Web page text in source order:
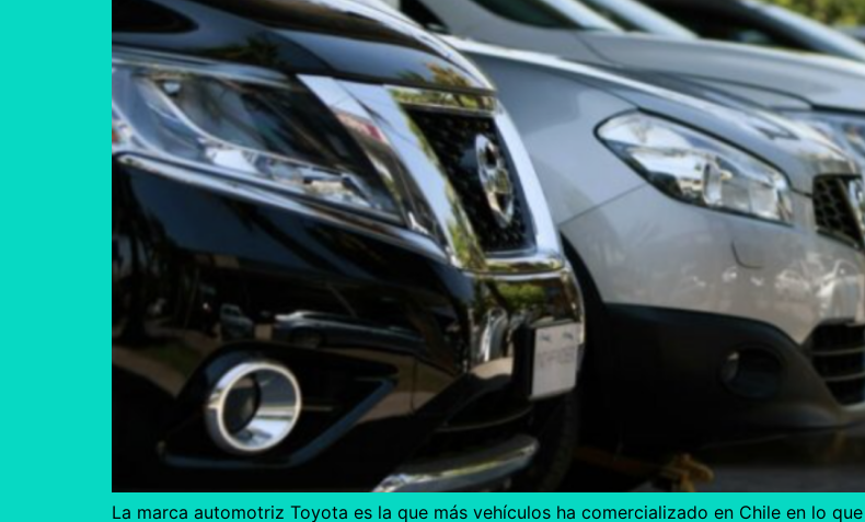
La marca automotriz Toyota es la que más vehículos ha comercializado en Chile en lo